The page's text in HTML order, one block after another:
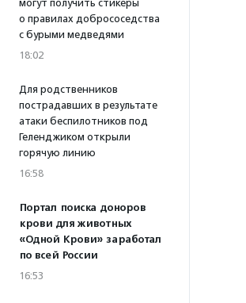
могут получить стикеры
о правилах добрососедства
с бурыми медведями
18:02
Для родственников
пострадавших в результате
атаки беспилотников под
Геленджиком открыли
горячую линию
16:58
Портал поиска доноров
крови для животных
«Одной Крови» заработал
по всей России
16:53